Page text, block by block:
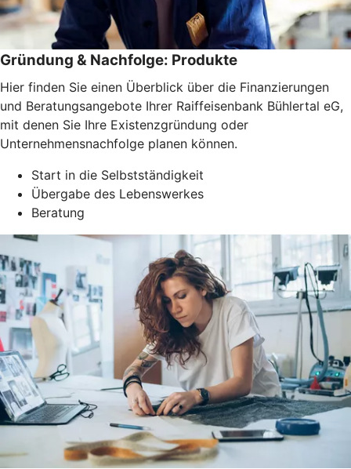
Gründung & Nachfolge: Produkte
Hier finden Sie einen Überblick über die Finanzierungen
und Beratungsangebote Ihrer Raiffeisenbank Bühlertal eG,
mit denen Sie Ihre Existenzgründung oder
Unternehmensnachfolge planen können.
Start in die Selbstständigkeit
Übergabe des Lebenswerkes
Beratung